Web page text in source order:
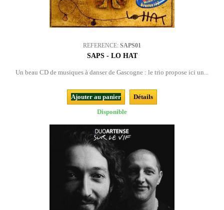
REFERENCE: SAPS01
SAPS - LO HAT
Un beau CD de musiques à danser de Gascogne : le trio propose ici un...
Ajouter au panier
Détails
Disponible